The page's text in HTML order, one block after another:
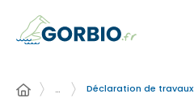
… Déclaration de travaux